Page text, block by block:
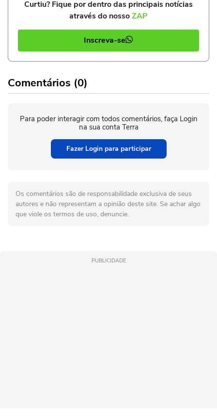
Curtiu? Fique por dentro das principais notícias
através do nossoZAP
Inscreva-se
Comentários (0)
Para poder interagir com todos comentários, faça Login
na sua conta Terra
Fazer Login para participar
Os comentários são de responsabilidade exclusiva de seus
autores e não representam a opinião deste site. Se achar algo
que viole os termos de uso, denuncie.
PUBLICIDADE